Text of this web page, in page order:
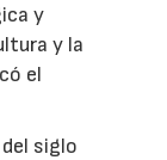
y
y la
el
siglo